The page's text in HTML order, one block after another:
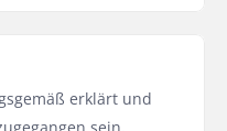
erklärt und